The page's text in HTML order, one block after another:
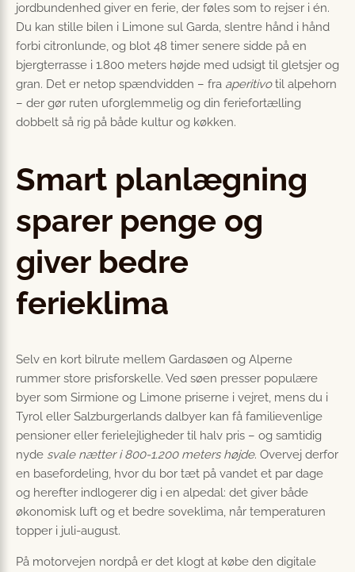
jordbundenhed giver en ferie, der føles som to rejser i én.
Du kan stille bilen i Limone sul Garda, slentre hånd i hånd
forbi citronlunde, og blot 48 timer senere sidde på en
bjergterrasse i 1.800 meters højde med udsigt til gletsjer og
gran. Det er netop spændvidden – fra aperitivotil alpehorn
– der gør ruten uforglemmelig og din feriefortælling
dobbelt så rig på både kultur og køkken.
Smart planlægning
sparer penge og
giver bedre
ferieklima
Selv en kort bilrute mellem Gardasøen og Alperne
rummer store prisforskelle. Ved søen presser populære
byer som Sirmione og Limone priserne i vejret, mens du i
Tyrol eller Salzburgerlands dalbyer kan få familievenlige
pensioner eller ferielejligheder til halv pris – og samtidig
nyde svale nætter i 800-1.200 meters højde. Overvej derfor
en basefordeling, hvor du bor tæt på vandet et par dage
og herefter indlogerer dig i en alpedal: det giver både
økonomisk luft og et bedre soveklima, når temperaturen
topper i juli-august.
På motorvejen nordpå er det klogt at købe den digitale